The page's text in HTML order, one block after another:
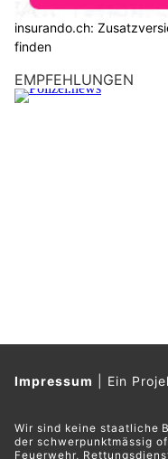
insurando.ch:
finden
EMPFEHLUNGEN
Impressum Ein
Wir sind keine staatliche
der schwerpunktmässig
Feuerwehr,